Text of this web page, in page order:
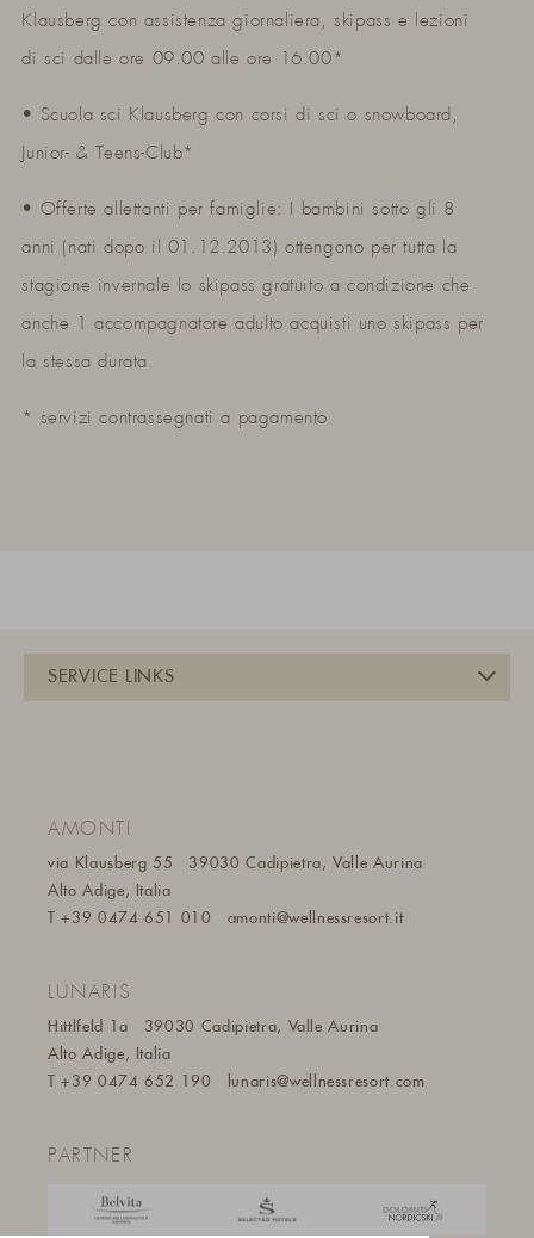
Klausberg con assistenza giornaliera, skipass e lezioni
di sci dalle ore 09.00 alle ore 16.00*
• Scuola sci Klausberg con corsi di sci o snowboard,
Junior- & Teens-Club*
• Offerte allettanti per famiglie: I bambini sotto gli 8
anni (nati dopo il 01.12.2013) ottengono per tutta la
stagione invernale lo skipass gratuito a condizione che
anche 1 accompagnatore adulto acquisti uno skipass per
la stessa durata.
* servizi contrassegnati a pagamento
AMONTI
via Klausberg 55
39030 Cadipietra, Valle Aurina
Alto Adige, Italia
T+39 0474 651 010 amonti@wellnessresort.it
LUNARIS
Hittlfeld 1a
39030 Cadipietra, Valle Aurina
Alto Adige, Italia
T+39 0474 652 190 lunaris@wellnessresort. com
PARTNER